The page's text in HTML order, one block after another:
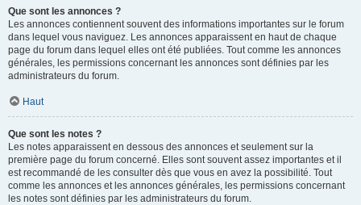
Que sont les annonces ?
Les annonces contiennent souvent des informations importantes sur le forum
dans lequel vous naviguez. Les annonces apparaissent en haut de chaque
page du forum dans lequel elles ont été publiées. Tout comme les annonces
générales, les permissions concernant les annonces sont définies par les
administrateurs du forum.
Haut
Que sont les notes ?
Les notes apparaissent en dessous des annonces et seulement sur la
première page du forum concerné. Elles sont souvent assez importantes et il
est recommandé de les consulter dès que vous en avez la possibilité. Tout
comme les annonces et les annonces générales, les permissions concernant
les notes sont définies par les administrateurs du forum.